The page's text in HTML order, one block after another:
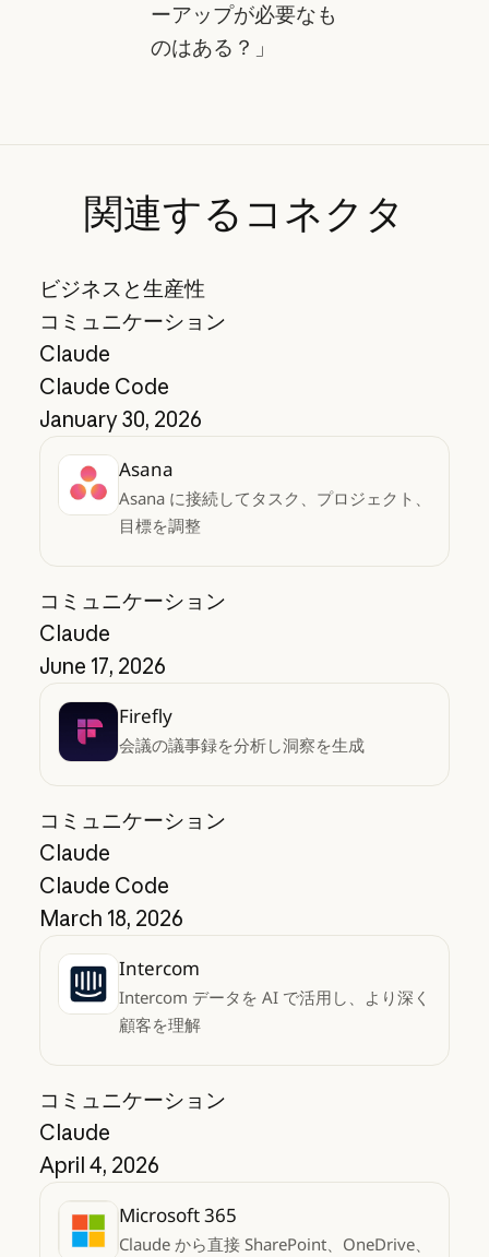
ーアップが必要なも
のはある？」
関連するコネクタ
ビジネスと生産性
コミュニケーション
Claude
Claude Code
January 30, 2026
Asana
Asana に接続してタスク、プロジェクト、
目標を調整
コミュニケーション
Claude
June 17, 2026
Firefly
会議の議事録を分析し洞察を生成
コミュニケーション
Claude
Claude Code
March 18, 2026
Intercom
Intercom データを AI で活用し、より深く
顧客を理解
コミュニケーション
Claude
April 4, 2026
Microsoft 365
Claude から直接 SharePoint、OneDrive、